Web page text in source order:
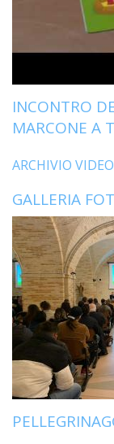
INCONTRO
MARCONE A
ARCHIVIO VIDEO
GALLERIA